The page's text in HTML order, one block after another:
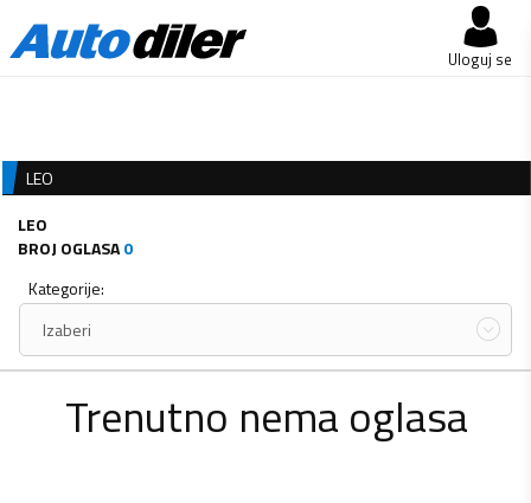
Uloguj se
LEO
LEO
BROJ OGLASA0
Kategorije:
Izaberi
Trenutno nema oglasa